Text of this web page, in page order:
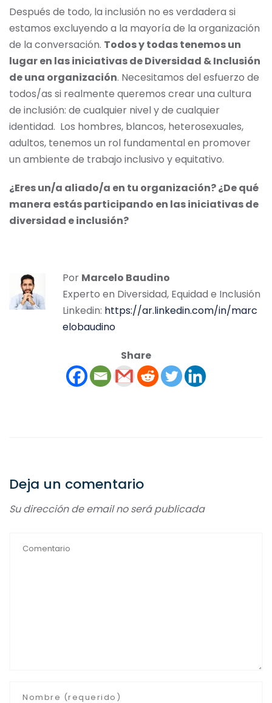
Después de todo, la inclusión no es verdadera si
estamos excluyendo a la mayoría de la organización
de la conversación. Todos y todas tenemos un
lugar en las iniciativas de Diversidad & Inclusión
de una organización. Necesitamos del esfuerzo de
todos/as si realmente queremos crear una cultura
de inclusión: de cualquier nivel y de cualquier
identidad. Los hombres, blancos, heterosexuales,
adultos, tenemos un rol fundamental en promover
un ambiente de trabajo inclusivo y equitativo.
¿Eres un/a aliado/a en tu organización? ¿De qué
manera estás participando en las iniciativas de
diversidad e inclusión?
Por Marcelo Baudino
Experto en Diversidad, Equidad e Inclusión
Linkedin: https://ar.linkedin.com/in/marc
elobaudino
Share
Deja un comentario
Su dirección de email no será publicada